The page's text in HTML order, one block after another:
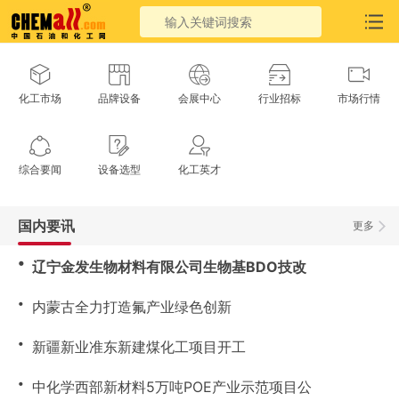
化工市场 品牌设备 会展中心 行业招标 市场行情
综合要闻 设备选型 化工英才
更多
国内要讯
・ 辽宁金发生物材料有限公司生物基BDO技改
・ 内蒙古全力打造氟产业绿色创新
・ 新疆新业准东新建煤化工项目开工
・ 中化学西部新材料5万吨POE产业示范项目公